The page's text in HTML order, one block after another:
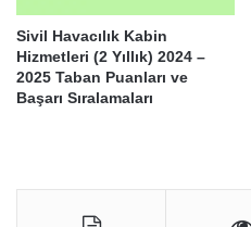
Sivil Havacılık Kabin
Hizmetleri (2 Yıllık) 2024 –
2025 Taban Puanları ve
Başarı Sıralamaları